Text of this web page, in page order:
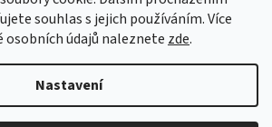
souhlas s jejich používáním. Více
osobních údajů naleznete zde.
Nastavení